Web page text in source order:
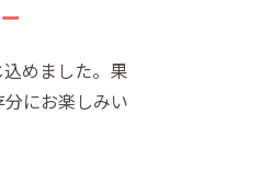
めました。果
にお楽しみい